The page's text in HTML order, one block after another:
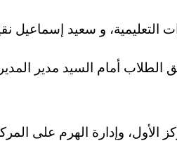
التعليمية، و سعيد إسماعيل
أمام السيد مدير
وإدارة الهرم على